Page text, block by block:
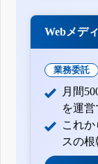
Webメデ
業務委託
月間
を運営
これ
スの根